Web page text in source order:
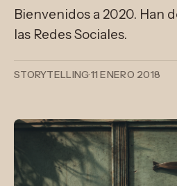
Bienvenidos a 2020. Han
las Redes Sociales.
STORYTELLING·11 ENERO 2018